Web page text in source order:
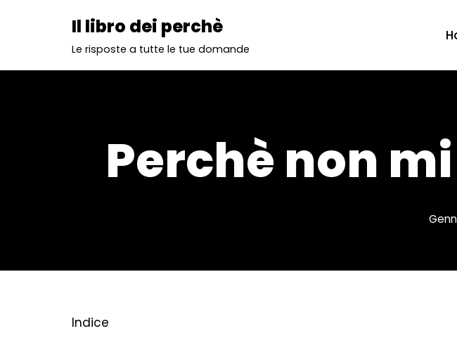
Il libro dei perchè
Le risposte a tutte le tue domande
Perchè non
Indice